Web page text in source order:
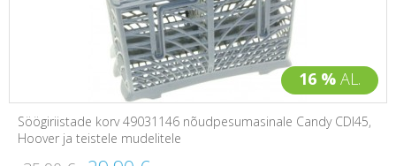
16 % AL.
Söögiriistade korv 49031146 nõudpesumasinale Candy CDI45,
Hoover ja teistele mudelitele